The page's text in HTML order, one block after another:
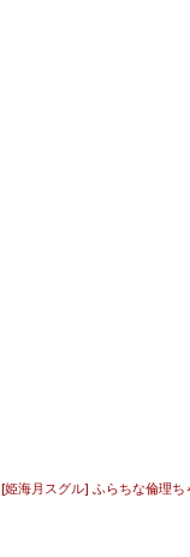
[姫海月スグル] ふらちな倫理ち